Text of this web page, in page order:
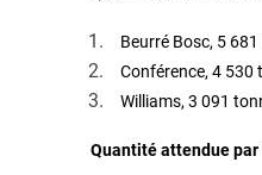
Beurré Bosc, 5
Conférence, 4 530
Williams, 3 091
Quantité attendue